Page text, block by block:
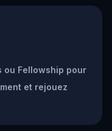
ou Fellowship pour
et rejouez